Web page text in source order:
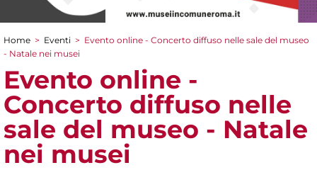
Tu sei qui
Home > Eventi > Evento online - Concerto diffuso nelle sale del museo
- Natale nei musei
Evento online -
Concerto diffuso nelle
sale del museo - Natale
nei musei